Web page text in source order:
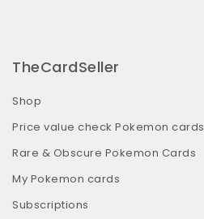
TheCardSeller
Shop
Price value check Pokemon cards
Rare & Obscure Pokemon Cards
My Pokemon cards
Subscriptions